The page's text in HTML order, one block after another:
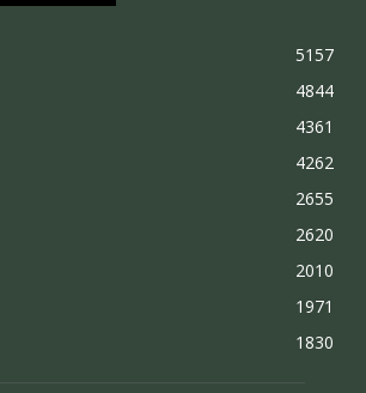
5157
4844
4361
4262
2655
2620
2010
1971
1830